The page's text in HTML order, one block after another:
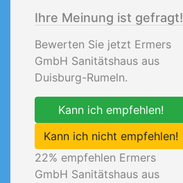
Ihre Meinung ist gefragt!
Bewerten Sie jetzt Ermers
GmbH Sanitätshaus aus
Duisburg-Rumeln.
Kann ich empfehlen!
Kann ich nicht empfehlen!
22% empfehlen Ermers
GmbH Sanitätshaus aus